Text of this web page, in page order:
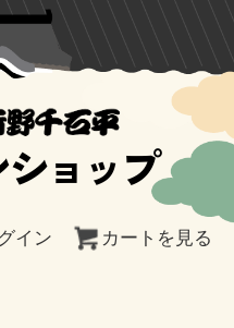
イン カートを見る
ョップ